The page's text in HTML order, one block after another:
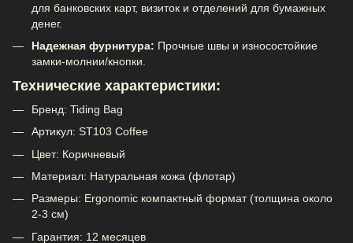
для банковских карт, визиток и отделений для бумажных
денег.
Надежная фурнитура: Прочные швы и износостойкие
замки-молнии/кнопки.
Технические характеристики:
Бренд: Tiding Bag
Артикул: ST103 Coffee
Цвет: Коричневый
Материал: Натуральная кожа (флотар)
Размеры: Ergonomic компактный формат (толщина около
2-3 см)
Гарантия: 12 месяцев